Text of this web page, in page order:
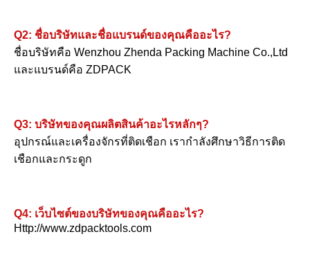
Q2: ชื่อบริษัทและชื่อแบรนด์ของคุณคืออะไร?
ชื่อบริษัทคือ Wenzhou Zhenda Packing Machine Co.,Ltd
และแบรนด์คือ ZDPACK
Q3: บริษัทของคุณผลิตสินค้าอะไรหลักๆ?
อุปกรณ์และเครื่องจักรที่ติดเชือก เรากําลังศึกษาวิธีการติด
เชือกและกระดูก
Q4: เว็บไซต์ของบริษัทของคุณคืออะไร?
Http://www.zdpacktools.com